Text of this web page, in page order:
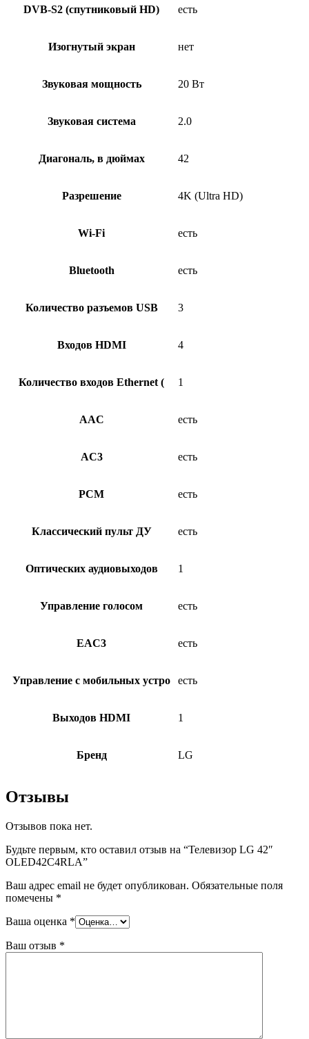
DVB-S2 (спутниковый HD) есть
Изогнутый экран нет
Звуковая мощность 20 Вт
Звуковая система 2.0
Диагональ, в дюймах 42
Разрешение 4K (Ultra HD)
Wi-Fi есть
Bluetooth есть
Количество разъемов USB 3
Входов HDMI 4
Количество входов Ethernet ( 1
AAC есть
AC3 есть
PCM есть
Классический пульт ДУ есть
Оптических аудиовыходов 1
Управление голосом есть
EAC3 есть
Управление с мобильных устро есть
Выходов HDMI 1
Бренд LG
Отзывы
Отзывов пока нет.
Будьте первым, кто оставил отзыв на “Телевизор LG 42″
OLED42C4RLA”
Ваш адрес email не будет опубликован. Обязательные поля
помечены *
Ваша оценка *
Ваш отзыв *